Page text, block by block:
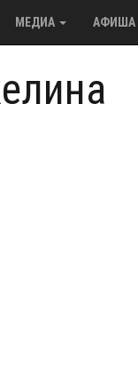
МЕДИА АФИША